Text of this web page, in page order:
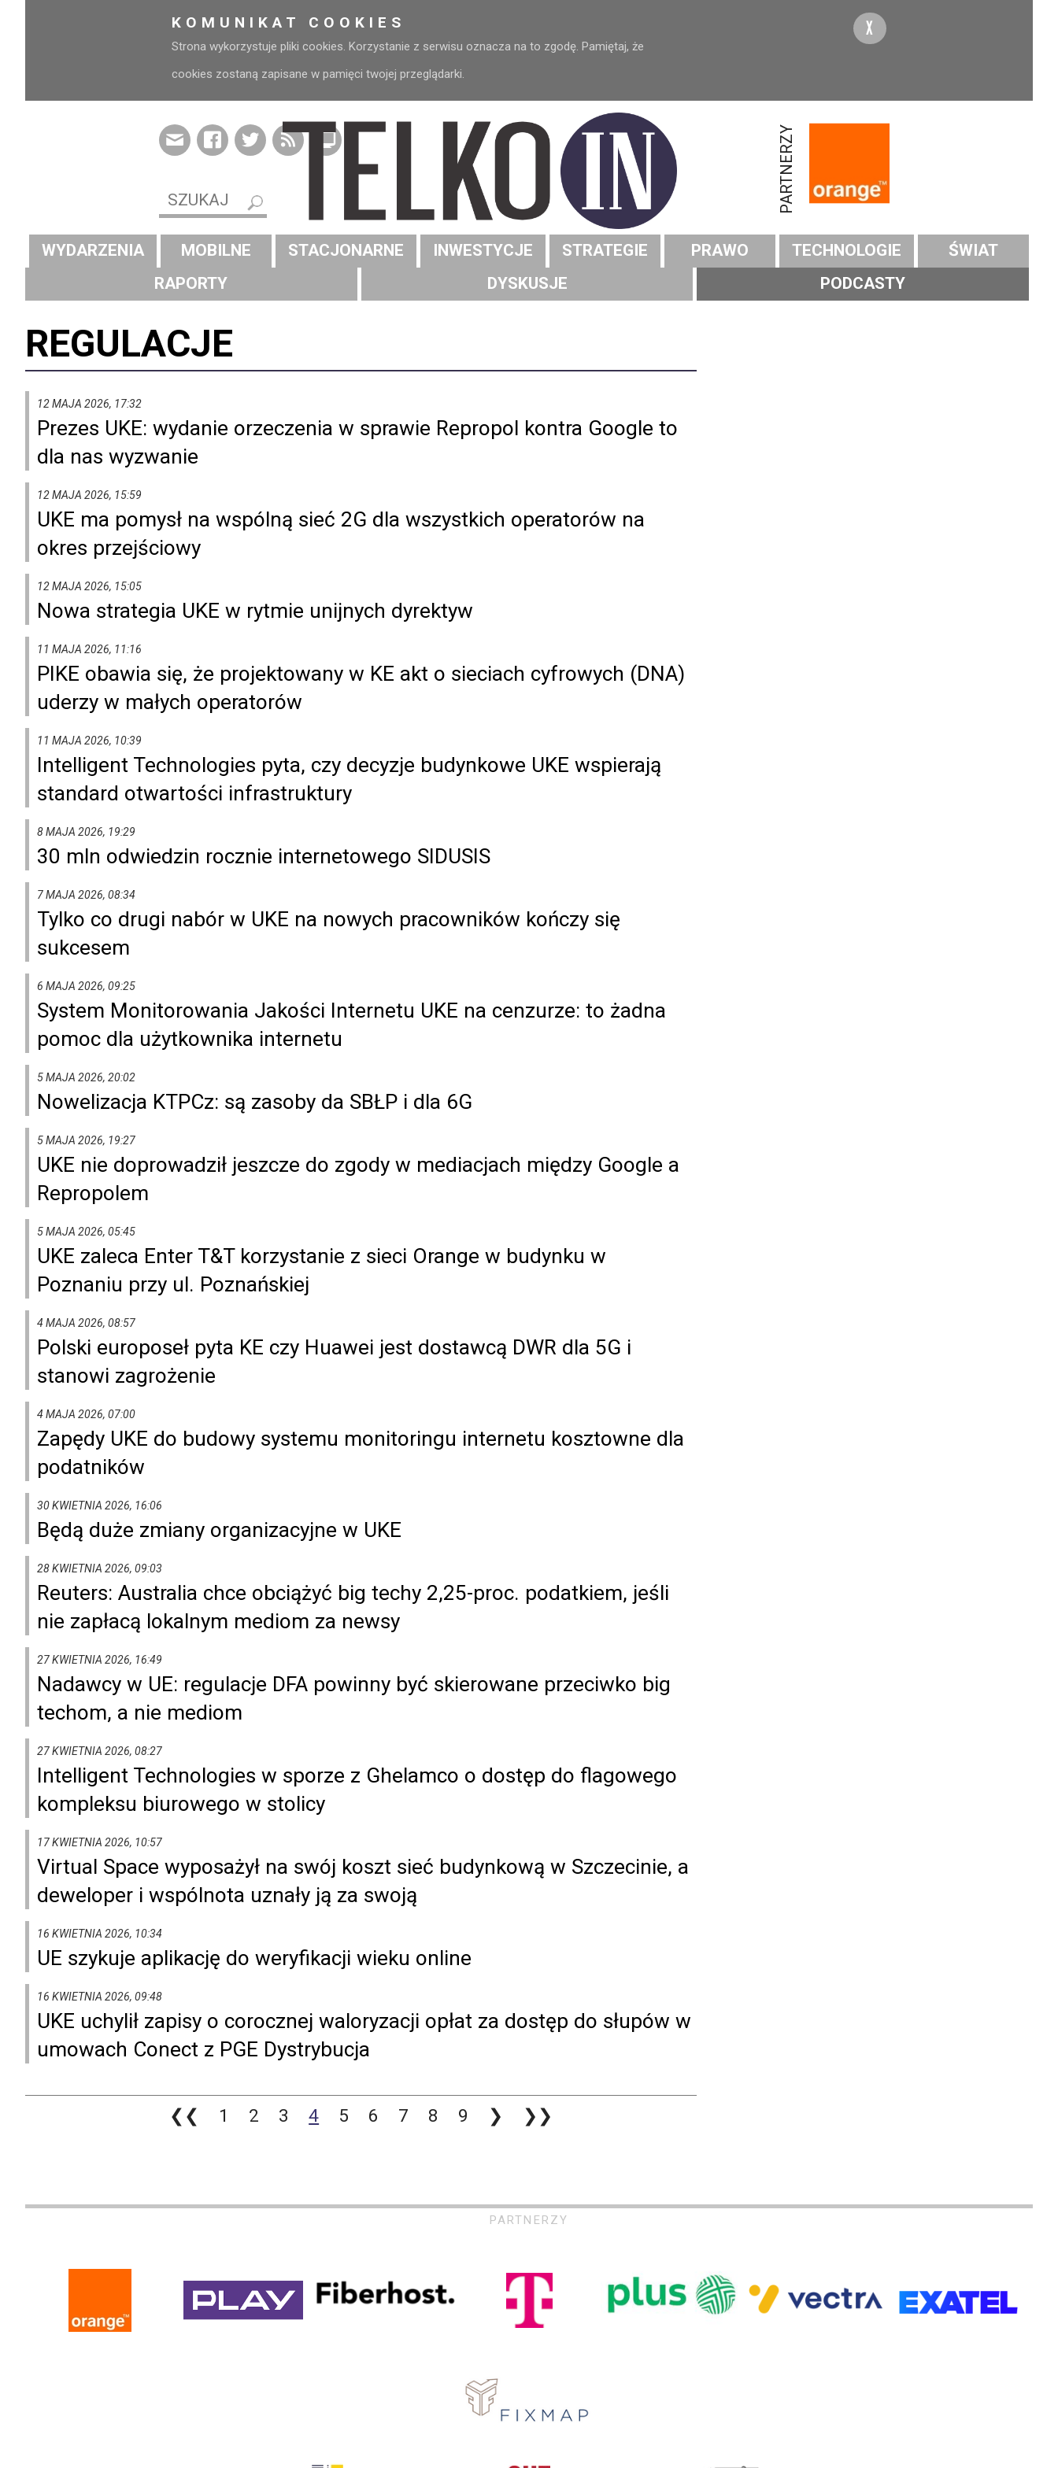
KOMUNIKAT COOKIES
Strona wykorzystuje pliki cookies. Korzystanie z serwisu oznacza na to zgodę. Pamiętaj, że
cookies zostaną zapisane w pamięci twojej przeglądarki.
X
PARTNERZY
WYDARZENIA MOBILNE STACJONARNE INWESTYCJE STRATEGIE PRAWO TECHNOLOGIE
ŚWIAT
RAPORTY
DYSKUSJE PODCASTY
REGULACJE
12 MAJA 2026, 17:32
Prezes UKE: wydanie orzeczenia w sprawie Repropol kontra Google to
dla nas wyzwanie
12 MAJA 2026, 15:59
UKE ma pomysł na wspólną sieć 2G dla wszystkich operatorów na
okres przejściowy
12 MAJA 2026, 15:05
Nowa strategia UKE w rytmie unijnych dyrektyw
11 MAJA 2026, 11:16
PIKE obawia się, że projektowany w KE akt o sieciach cyfrowych (DNA)
uderzy w małych operatorów
11 MAJA 2026, 10:39
Intelligent Technologies pyta, czy decyzje budynkowe UKE wspierają
standard otwartości infrastruktury
8 MAJA 2026, 19:29
30 mln odwiedzin rocznie internetowego SIDUSIS
7 MAJA 2026, 08:34
Tylko co drugi nabór w UKE na nowych pracowników kończy się
sukcesem
6 MAJA 2026, 09:25
System Monitorowania Jakości Internetu UKE na cenzurze: to żadna
pomoc dla użytkownika internetu
5 MAJA 2026, 20:02
Nowelizacja KTPCz: są zasoby da SBŁP i dla 6G
5 MAJA 2026, 19:27
UKE nie doprowadził jeszcze do zgody w mediacjach między Google a
Repropolem
5 MAJA 2026, 05:45
UKE zaleca Enter T&T korzystanie z sieci Orange w budynku w
Poznaniu przy ul. Poznańskiej
4 MAJA 2026, 08:57
Polski europoseł pyta KE czy Huawei jest dostawcą DWR dla 5G i
stanowi zagrożenie
4 MAJA 2026, 07:00
Zapędy UKE do budowy systemu monitoringu internetu kosztowne dla
podatników
30 KWIETNIA 2026, 16:06
Będą duże zmiany organizacyjne w UKE
28 KWIETNIA 2026, 09:03
Reuters: Australia chce obciążyć big techy 2,25-proc. podatkiem, jeśli
nie zapłacą lokalnym mediom za newsy
27 KWIETNIA 2026, 16:49
Nadawcy w UE: regulacje DFA powinny być skierowane przeciwko big
techom, a nie mediom
27 KWIETNIA 2026, 08:27
Intelligent Technologies w sporze z Ghelamco o dostęp do flagowego
kompleksu biurowego w stolicy
17 KWIETNIA 2026, 10:57
Virtual Space wyposażył na swój koszt sieć budynkową w Szczecinie, a
deweloper i wspólnota uznały ją za swoją
16 KWIETNIA 2026, 10:34
UE szykuje aplikację do weryfikacji wieku online
16 KWIETNIA 2026, 09:48
UKE uchylił zapisy o corocznej waloryzacji opłat za dostęp do słupów w
umowach Conect z PGE Dystrybucja
❮❮ 1 2 3 4 5 6 7 8 9 ❯ ❯❯
PARTNERZY